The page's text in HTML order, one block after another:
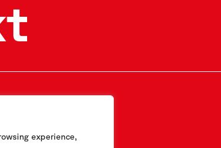
experience,
Instagram